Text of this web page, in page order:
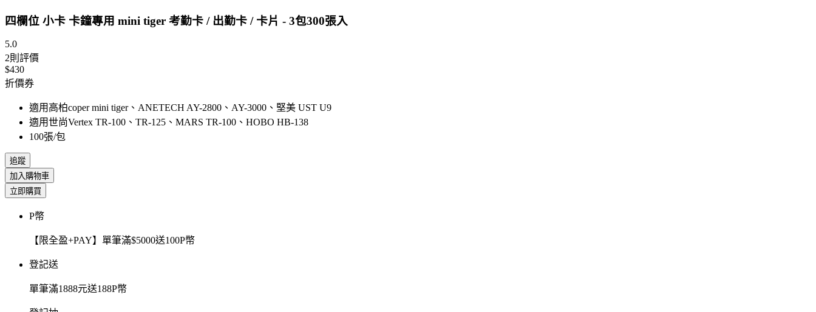
四欄位 小卡 卡鐘專用 mini tiger 考勤卡 / 出勤卡 / 卡片 - 3包300張入
5.0
2則評價
$430
折價券
適用高柏coper mini tiger、ANETECH AY-2800、AY-3000、堅美 UST U9
適用世尚Vertex TR-100、TR-125、MARS TR-100、HOBO HB-138
100張/包
追蹤
加入購物車
立即購買
P幣
【限全盈+PAY】單筆滿$5000送100P幣
登記送
單筆滿1888元送188P幣